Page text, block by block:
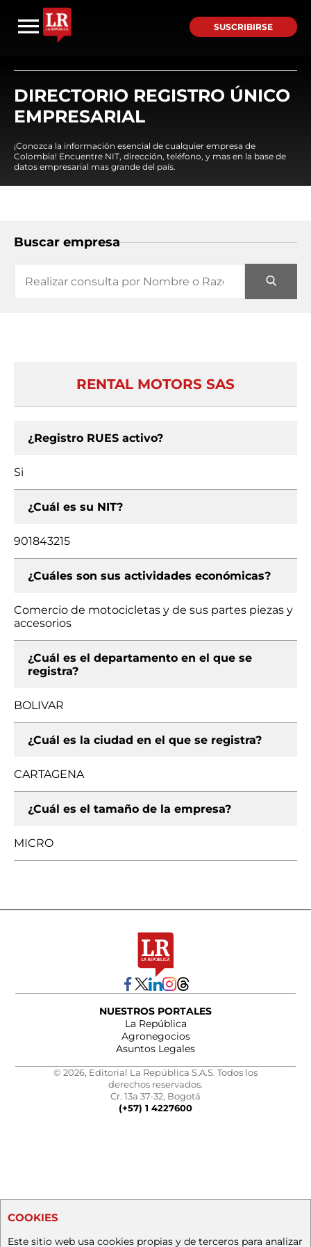
SUSCRIBIRSE
DIRECTORIO REGISTRO ÚNICO
EMPRESARIAL
¡Conozca la información esencial de cualquier empresa de
Colombia! Encuentre NIT, dirección, teléfono, y mas en la base de
datos empresarial mas grande del país.
Buscar empresa
RENTAL MOTORS SAS
¿Registro RUES activo?
Si
¿Cuál es su NIT?
901843215
¿Cuáles son sus actividades económicas?
Comercio de motocicletas y de sus partes piezas y
accesorios
¿Cuál es el departamento en el que se
registra?
BOLIVAR
¿Cuál es la ciudad en el que se registra?
CARTAGENA
¿Cuál es el tamaño de la empresa?
MICRO
NUESTROS PORTALES
La República
Agronegocios
Asuntos Legales
© 2026, Editorial La República S.A.S. Todos los
derechos reservados.
Cr. 13a 37-32, Bogotá
(+57) 1 4227600
COOKIES
Este sitio web usa cookies propias y de terceros para analizar